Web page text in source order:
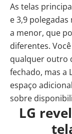
As telas
e 3,9
a menor, que
diferentes.
qualquer outro
fechado, mas a
espaço
sobre
LG